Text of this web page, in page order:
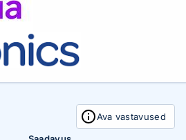
Ava vastavused